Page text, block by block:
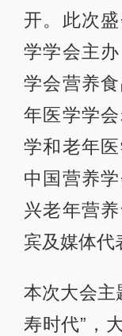
开。此次
学学会主
学会营养
年医学学
学和老年
中国营养
兴老年营
宾及媒体代
本次大会主
寿时代”，